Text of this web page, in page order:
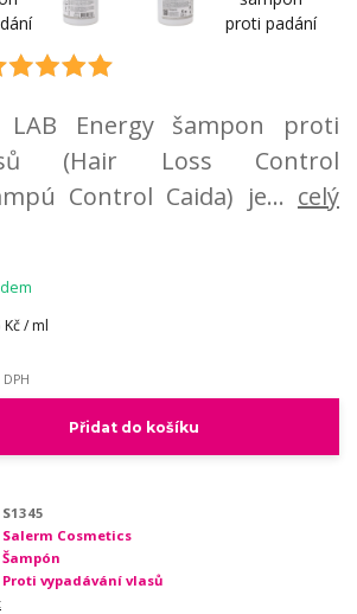
LAB Energy šampon proti
(Hair Loss Control
Control Caida) je... celý
Kč / ml
Přidat do košíku
S1345
Salerm Cosmetics
Šampón
Proti vypadávání vlasů